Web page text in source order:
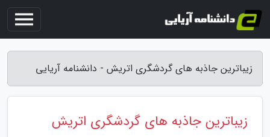
زیباترین جاذبه های گردشگری اتریش - دانشنامه آریایی
زیباترین جاذبه های گردشگری اتریش